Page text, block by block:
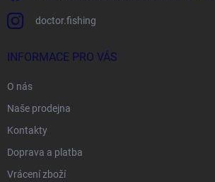
doctor.fishing
INFORMACE PRO VÁS
O nás
Naše prodejna
Kontakty
Doprava a platba
Vrácení zboží